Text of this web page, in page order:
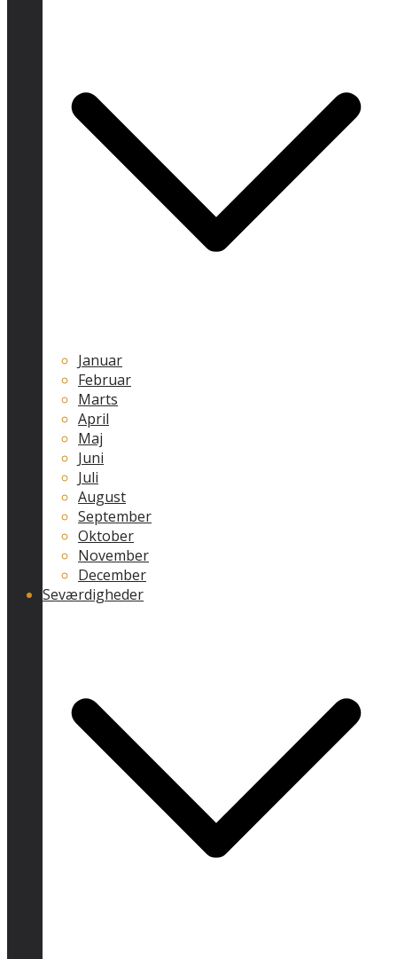
Januar
Februar
Marts
April
Maj
Juni
Juli
August
September
Oktober
November
December
Seværdigheder